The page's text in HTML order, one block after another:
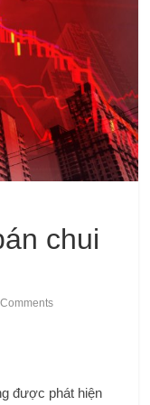
chui
được phát hiện